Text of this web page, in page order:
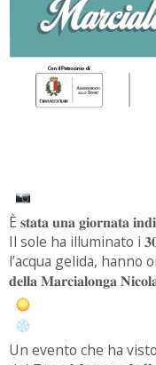
È 𝐬𝐭𝐚𝐭𝐚 𝐮𝐧𝐚 𝐠𝐢𝐨𝐫𝐧𝐚𝐭𝐚
Il sole ha illuminato i
l’acqua gelida, hanno
𝐝𝐞𝐥𝐥𝐚 𝐌𝐚𝐫𝐜𝐢𝐚𝐥𝐨𝐧𝐠𝐚
Un evento che ha